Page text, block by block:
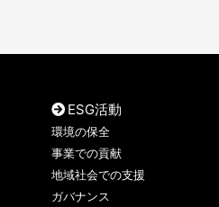
ESG活動
環境の保全
事業での貢献
地域社会での支援
ガバナンス